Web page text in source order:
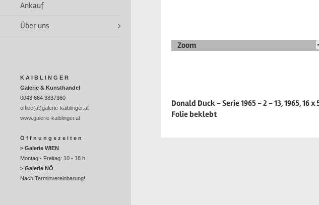
Ankauf
Über uns
K A I B L I N G E R
Galerie & Kunsthandel
0043 664 3837360
office(at)galerie-kaiblinger.at
www.galerie-kaiblinger.at
Ö f f n u n g s z e i t e n
> Galerie WIEN
Montag - Freitag: 10 - 18 h
> Galerie NÖ
Nach Terminvereinbarung!
Zoom
Donald Duck - Serie 1965 - 2 - 13, 1965, 16
Folie beklebt